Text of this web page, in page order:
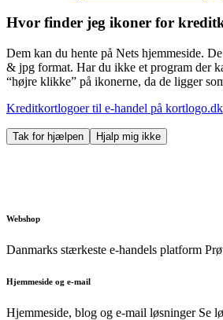
Hvor finder jeg ikoner for
Dem kan du hente på Nets hjemmeside.
& jpg format. Har du ikke et program der
“højre klikke” på ikonerne, da de ligger
Kreditkortlogoer til e-handel på kortlogo.dk
Tak for hjælpen Hjalp mig ikke
Webshop
Danmarks stærkeste e-handels platform
Hjemmeside og e-mail
Hjemmeside, blog og e-mail løsninger Se